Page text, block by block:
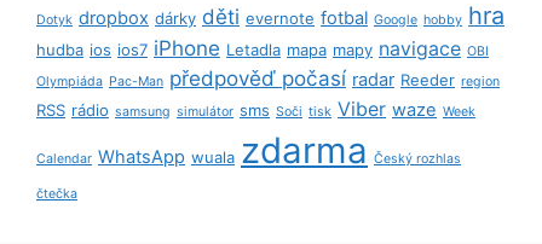
Dotyk dropbox dárky děti evernote fotbal Google hobby hra
hudba ios ios7 iPhone Letadla mapa mapy navigace OBI
Olympiáda Pac-Man předpověď počasí radar Reeder region
RSS rádio samsung simulátor sms Soči tisk Viber waze Week
Calendar WhatsApp wuala zdarma Český rozhlas
čtečka